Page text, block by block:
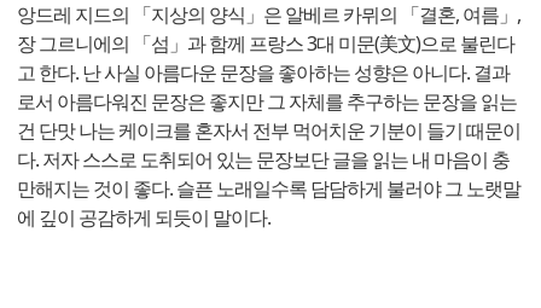
앙드레 지드의 「지상의 양식」은 알베르 카뮈의 「결혼, 여름」,
장 그르니에의 「섬」과 함께 프랑스 3대 미문(美文)으로 불린다
고 한다. 난 사실 아름다운 문장을 좋아하는 성향은 아니다. 결과
로서 아름다워진 문장은 좋지만 그 자체를 추구하는 문장을 읽는
건 단맛 나는 케이크를 혼자서 전부 먹어치운 기분이 들기 때문이
다. 저자 스스로 도취되어 있는 문장보단 글을 읽는 내 마음이 충
만해지는 것이 좋다. 슬픈 노래일수록 담담하게 불러야 그 노랫말
에 깊이 공감하게 되듯이 말이다.